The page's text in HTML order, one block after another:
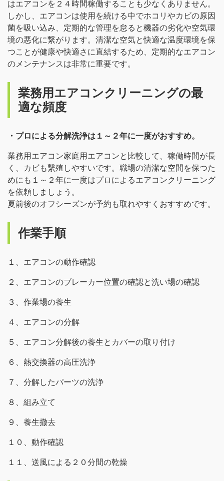
はエアコンを２４時間稼働することも少なくありません。
しかし、エアコンは使用を続ける中でホコリやカビの原因
菌を吸い込み、定期的な管理を怠ると機器の劣化や空気環
境の悪化に繋がります。清潔な空気と快適な温度環境を保
つことが健康や快適さに直結するため、定期的なエアコン
のメンテナンスは非常に重要です。
業務用エアコンクリーニングの最
適な頻度
・プロによる分解洗浄は１～２年に一度がおすすめ。
業務用エアコン家庭用エアコンと比較して、稼働時間が長
く、カビも繫殖しやすいです。職場の清潔な空間を保つた
めにも１～２年に一度はプロによるエアコンクリーニング
を依頼しましょう。
夏前後のオフシーズンが予約も取れやすくおすすめです。
作業手順
１、エアコンの動作確認
２、エアコンのブレーカー位置の確認と洗い場の確認
３、作業場の養生
４、エアコンの分解
５、エアコン分解後の養生とカバーの取り付け
６、熱交換器の高圧洗浄
７、分解したパーツの洗浄
８、組み立て
９、養生撤去
１０、動作確認
１１、送風による２０分間の乾燥